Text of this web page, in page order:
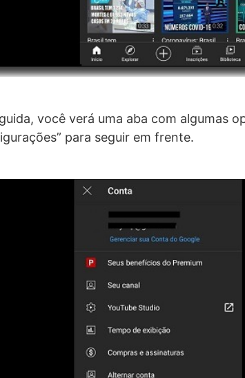
você verá uma aba com algumas
para seguir em frente.